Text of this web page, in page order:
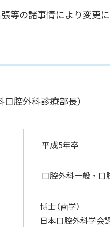
張等の諸事情により変更
口腔外科診療部長）
平
口腔外科一般・口
博士（歯学）
日本口腔外科学会